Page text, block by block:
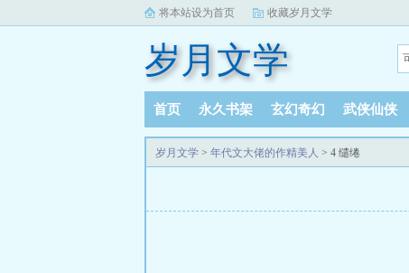
将本站设为首页 收藏岁月文学
岁月文学
首页 永久书架 玄幻奇幻 武侠仙侠
岁月文学 > 年代文大佬的作精美人 > 4 缱绻